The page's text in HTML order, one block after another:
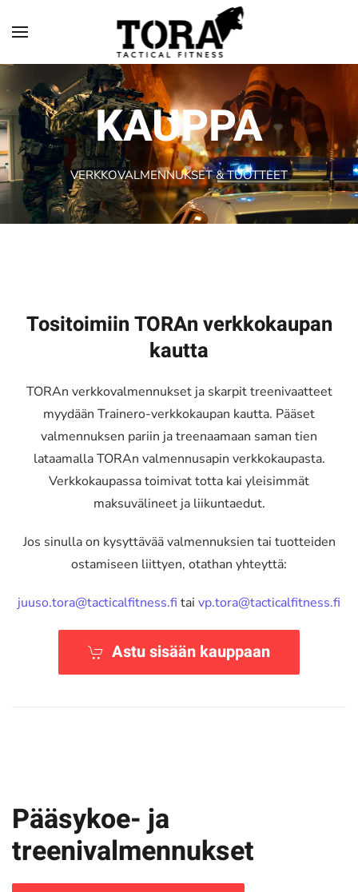
Skip to main content
KAUPPA
VERKKOVALMENNUKSET & TUOTTEET
Tositoimiin TORAn verkkokaupan
kautta
TORAn verkkovalmennukset ja skarpit treenivaatteet
myydään Trainero-verkkokaupan kautta. Pääset
valmennuksen pariin ja treenaamaan saman tien
lataamalla TORAn valmennusapin verkkokaupasta.
Verkkokaupassa toimivat totta kai yleisimmät
maksuvälineet ja liikuntaedut.
Jos sinulla on kysyttävää valmennuksien tai tuotteiden
ostamiseen liittyen, otathan yhteyttä:
juuso.tora@tacticalfitness.fi tai vp.tora@tacticalfitness.fi
Astu sisään kauppaan
Pääsykoe- ja
treenivalmennukset